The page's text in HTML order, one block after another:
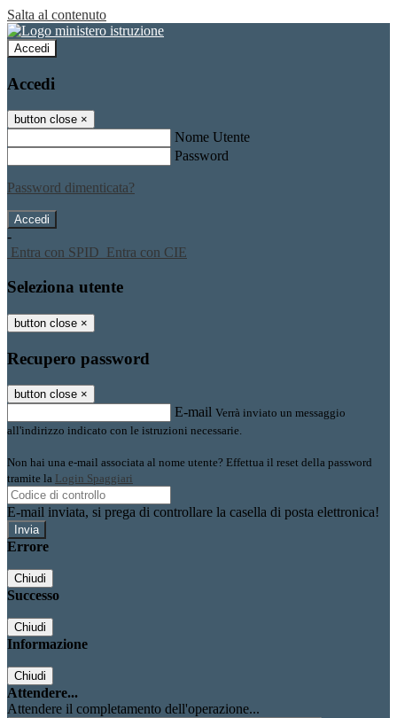
Salta al contenuto
Accedi
Accedi
button close ×
Nome Utente
Password
Password dimenticata?
-
Entra con SPID Entra con CIE
Seleziona utente
button close ×
Recupero password
button close ×
E-mail Verrà inviato un messaggio
all'indirizzo indicato con le istruzioni necessarie.
Non hai una e-mail associata al nome utente? Effettua il reset della password
tramite la Login Spaggiari
E-mail inviata, si prega di controllare la casella di posta elettronica!
Errore
Chiudi
Successo
Chiudi
Informazione
Chiudi
Attendere...
Attendere il completamento dell'operazione...